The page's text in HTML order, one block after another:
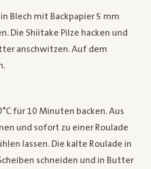
Blech mit Backpapier 5 mm
Die Shiitake Pilze hacken und
anschwitzen. Auf dem
für 10 Minuten backen. Aus
und sofort zu einer Roulade
lassen. Die kalte Roulade in
schneiden und in Butter